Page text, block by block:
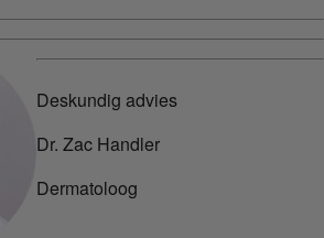
Deskundig advies
Dr. Zac Handler
Dermatoloog